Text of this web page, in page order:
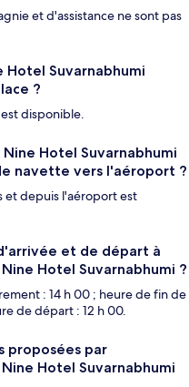
et d'assistance ne sont pas
Hotel Suvarnabhumi
?
disponible.
Hotel Suvarnabhumi
navette vers l'aéroport ?
et depuis l'aéroport est
et de départ à
Hotel Suvarnabhumi ?
: 14 h 00 ; heure de fin de
de départ : 12 h 00.
proposées par
Hotel Suvarnabhumi